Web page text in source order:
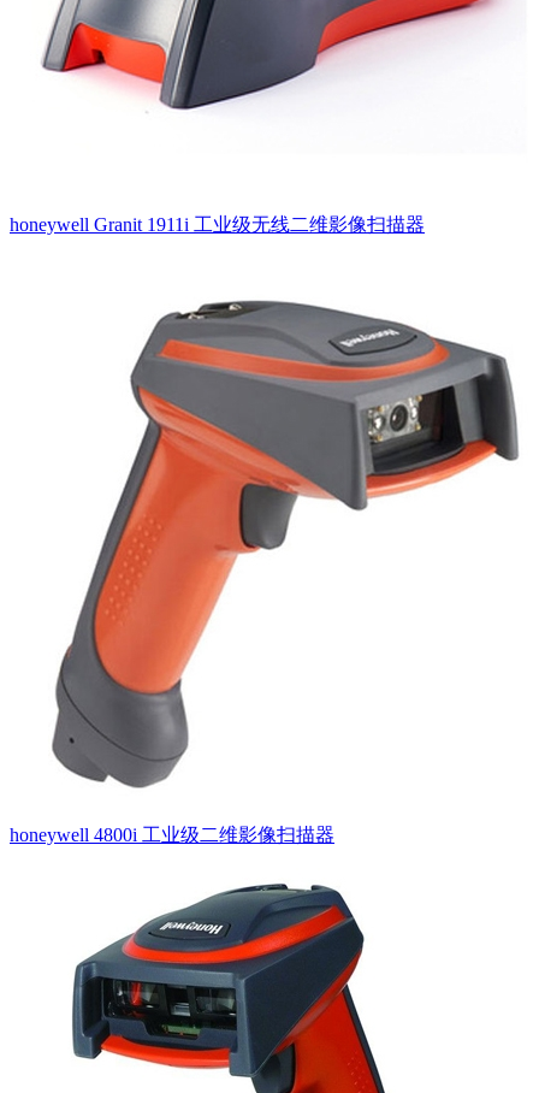
honeywell Granit 1911i 工业级无线二维影像扫描器
honeywell 4800i 工业级二维影像扫描器